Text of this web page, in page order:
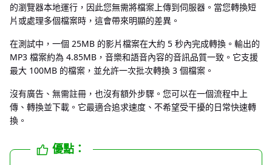
的瀏覽器本地運行，因此您無需將檔案上傳到伺服器。當您轉換短
片或處理多個檔案時，這會帶來明顯的差異。
在測試中，一個 25MB 的影片檔案在大約 5 秒內完成轉換。輸出的
MP3 檔案約為 4.85MB，音樂和語音內容的音訊品質一致。它支援
最大 100MB 的檔案，並允許一次批次轉換 3 個檔案。
沒有廣告、無需註冊，也沒有額外步驟。您可以在一個流程中上
傳、轉換並下載。它最適合追求速度、不希望受干擾的日常快速轉
換。
優點：